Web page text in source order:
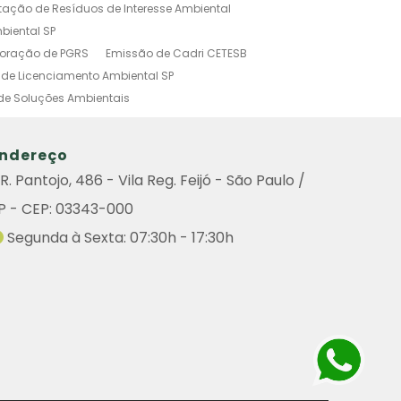
de Resíduos de Interesse Ambiental
SP
de PGRS
Emissão de Cadri CETESB
Licenciamento Ambiental SP
Soluções Ambientais
Poluidoras
Sistema de Gestão Ambiental
Ambiental
Ambiental
Remoção de Arvore
R. Pantojo, 486 - Vila Reg. Feijó - São Paulo /
- CEP: 03343-000
Segunda à Sexta: 07:30h - 17:30h